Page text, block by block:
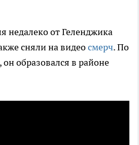
недалеко от Геленджика
сняли на видеосмерч. По
образовался в районе